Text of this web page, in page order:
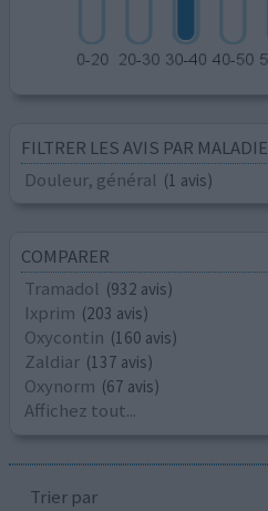
FILTRER LES AVIS PAR MALADIE
Douleur, général (1 avis)
COMPARER
Tramadol (932 avis)
Ixprim (203 avis)
Oxycontin (160 avis)
Zaldiar (137 avis)
Oxynorm (67 avis)
Affichez tout...
Trier par